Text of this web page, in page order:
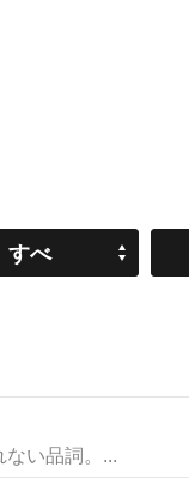
すべ
い品詞。...